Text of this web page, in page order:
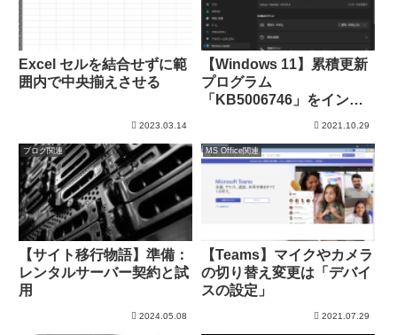
Excel セルを結合せずに範
囲内で中央揃えさせる
2023.03.14
【Windows 11】累積更新
プログラム
「KB5006746」をインス
2021.10.29
ブログ関連
【サイト移行物語】準備：
レンタルサーバー契約と試
用
2024.05.08
MS Office関連
【Teams】マイクやカメラ
の切り替え変更は「デバイ
スの設定」
2021.07.29